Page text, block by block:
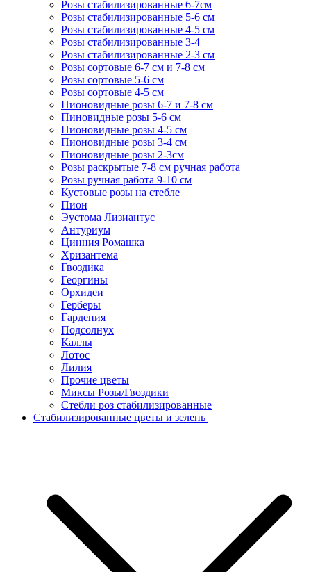
Розы стабилизированные 6-7см
Розы стабилизированные 5-6 см
Розы стабилизированные 4-5 см
Розы стабилизированные 3-4
Розы стабилизированные 2-3 см
Розы сортовые 6-7 см и 7-8 см
Розы сортовые 5-6 см
Розы сортовые 4-5 см
Пионовидные розы 6-7 и 7-8 см
Пиновидные розы 5-6 см
Пионовидные розы 4-5 см
Пионовидные розы 3-4 см
Пионовидные розы 2-3см
Розы раскрытые 7-8 см ручная работа
Розы ручная работа 9-10 см
Кустовые розы на стебле
Пион
Эустома Лизиантус
Антуриум
Цинния Ромашка
Хризантема
Гвоздика
Георгины
Орхидеи
Герберы
Гардения
Подсолнух
Каллы
Лотос
Лилия
Прочие цветы
Миксы Розы/Гвоздики
Стебли роз стабилизированные
Стабилизированные цветы и зелень